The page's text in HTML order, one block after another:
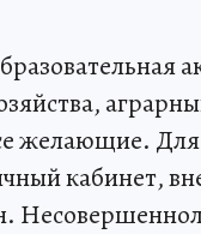
желающие.
кабинет,